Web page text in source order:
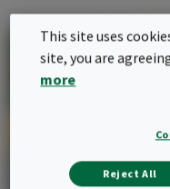
This site uses
site, you are
more
Reject All